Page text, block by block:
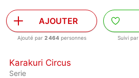
AJOUTER
Ajouté par 2 464personnes Suivi par
Karakuri Circus
Serie